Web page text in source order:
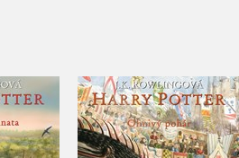
a
-
Harry Potter a Ohnivý
pohár - ilustrované
vydání